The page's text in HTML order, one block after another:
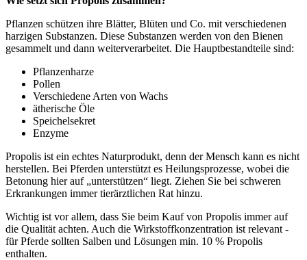
Pflanzen schützen ihre Blätter, Blüten und Co. mit verschiedenen
harzigen Substanzen. Diese Substanzen werden von den Bienen
gesammelt und dann weiterverarbeitet. Die Hauptbestandteile sind:
Pflanzenharze
Pollen
Verschiedene Arten von Wachs
ätherische Öle
Speichelsekret
Enzyme
Propolis ist ein echtes Naturprodukt, denn der Mensch kann es nicht
herstellen. Bei Pferden unterstützt es Heilungsprozesse, wobei die
Betonung hier auf „unterstützen“ liegt. Ziehen Sie bei schweren
Erkrankungen immer tierärztlichen Rat hinzu.
Wichtig ist vor allem, dass Sie beim Kauf von Propolis immer auf
die Qualität achten. Auch die Wirkstoffkonzentration ist relevant -
für Pferde sollten Salben und Lösungen min. 10 % Propolis
enthalten.